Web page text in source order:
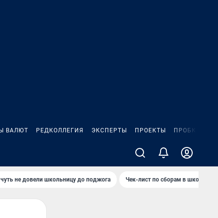
ВАЛЮТ РЕДКОЛЛЕГИЯ ЭКСПЕРТЫ ПРОЕКТЫ ПРОБКИ
не довели школьницу до поджога Чек-лист по сборам в школу в